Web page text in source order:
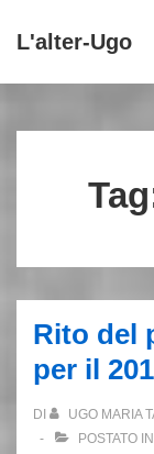
Vai
principale
L'alter-Ugo
principale
Rito del
per il
DI UGO MARIA
POSTATO IN